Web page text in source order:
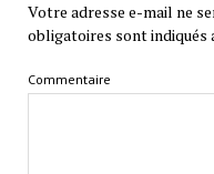
Votre adresse e-mail ne
obligatoires sont indiqués
Commentaire